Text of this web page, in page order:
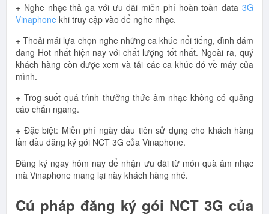
+ Nghe nhạc thả ga với ưu đãi miễn phí hoàn toàn data 3G
Vinaphone khi truy cập vào để nghe nhạc.
+ Thoải mái lựa chọn nghe những ca khúc nổi tiếng, đình đám
đang Hot nhất hiện nay với chất lượng tốt nhất. Ngoài ra, quý
khách hàng còn được xem và tải các ca khúc đó về máy của
mình.
+ Trog suốt quá trình thưởng thức âm nhạc không có quảng
cáo chắn ngang.
+ Đặc biệt: Miễn phí ngày đầu tiên sử dụng cho khách hàng
lần đầu đăng ký gói NCT 3G của Vinaphone.
Đăng ký ngay hôm nay để nhận ưu đãi từ món quà âm nhạc
mà Vinaphone mang lại này khách hàng nhé.
Cú pháp đăng ký gói NCT 3G của